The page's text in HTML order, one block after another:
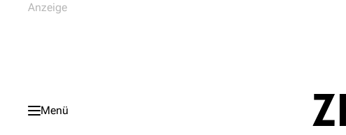
Menü